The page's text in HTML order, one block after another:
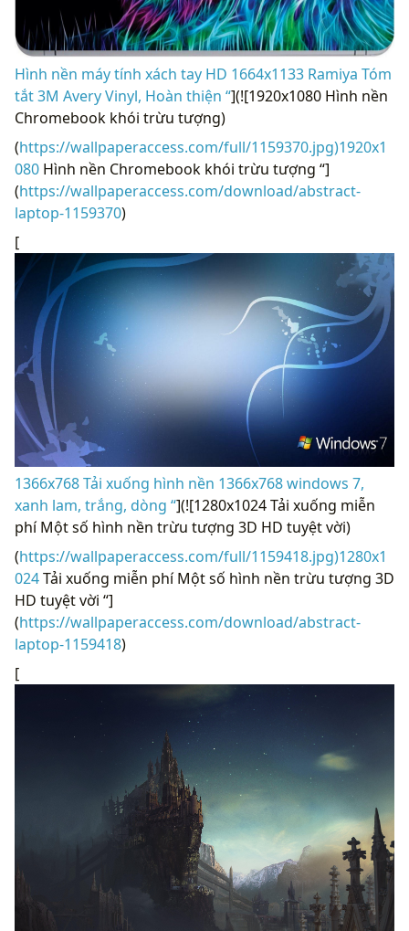
Hình nền máy tính xách tay HD 1664x1133 Ramiya Tóm
tắt 3M Avery Vinyl, Hoàn thiện “](![1920x1080 Hình nền
Chromebook khói trừu tượng)
(https://wallpaperaccess.com/full/1159370.jpg)1920x1
080 Hình nền Chromebook khói trừu tượng “]
(https://wallpaperaccess.com/download/abstract-
laptop-1159370)
[
1366x768 Tải xuống hình nền 1366x768 windows 7,
xanh lam, trắng, dòng “](![1280x1024 Tải xuống miễn
phí Một số hình nền trừu tượng 3D HD tuyệt vời)
(https://wallpaperaccess.com/full/1159418.jpg)1280x1
024Tải xuống miễn phí Một số hình nền trừu tượng 3D
HD tuyệt vời “]
(https://wallpaperaccess.com/download/abstract-
laptop-1159418)
[